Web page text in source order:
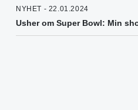
NYHET - 22.01.2024
Usher om Super Bowl: Min